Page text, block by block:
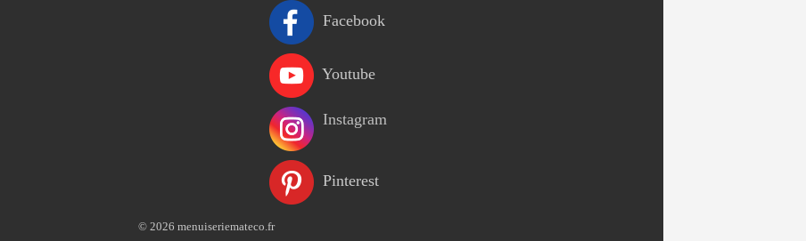
Facebook
Youtube
Instagram
Pinterest
© 2026 menuiseriemateco.fr